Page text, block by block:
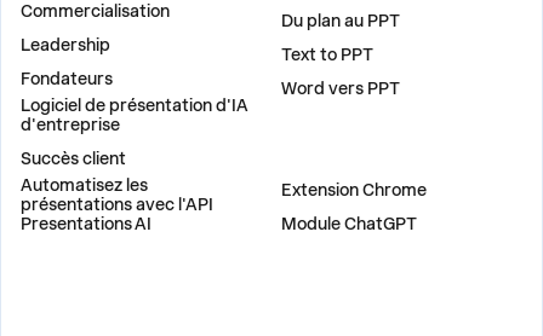
Commercialisation
Leadership
Fondateurs
Logiciel de présentation d'IA
d'entreprise
Succès client
Automatisez les
présentations avec l'API
Presentations AI
Du plan au PPT
Text to PPT
Word vers PPT
Extension Chrome
Module ChatGPT